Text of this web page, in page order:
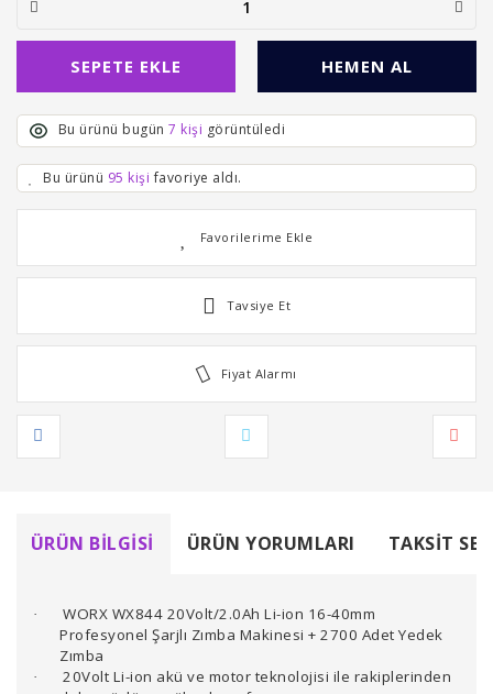
SEPETE EKLE HEMEN AL
Bu ürünü bugün 7 kişi görüntüledi
Bu ürünü 95 kişi favoriye aldı.
Tavsiye Et
Fiyat Alarmı
ÜRÜN BILGISI ÜRÜN YORUMLARI TAKSIT
·
WORX WX844 20Volt/2.0Ah Li-ion 16-40mm
Profesyonel Şarjlı Zımba Makinesi + 2700 Adet Yedek
Zımba
·
20Volt Li-ion akü ve motor teknolojisi ile rakiplerinden